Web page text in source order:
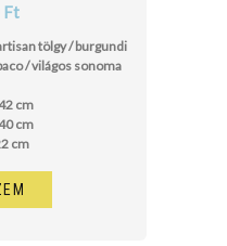
Ft
tölgy / burgundi
/ világos sonoma
cm
cm
cm